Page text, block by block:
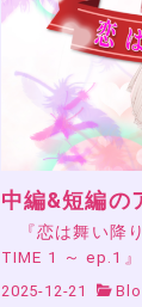
中編&短編の
『恋は舞い降り
TIME 1 ～ ep.1
2025-12-21